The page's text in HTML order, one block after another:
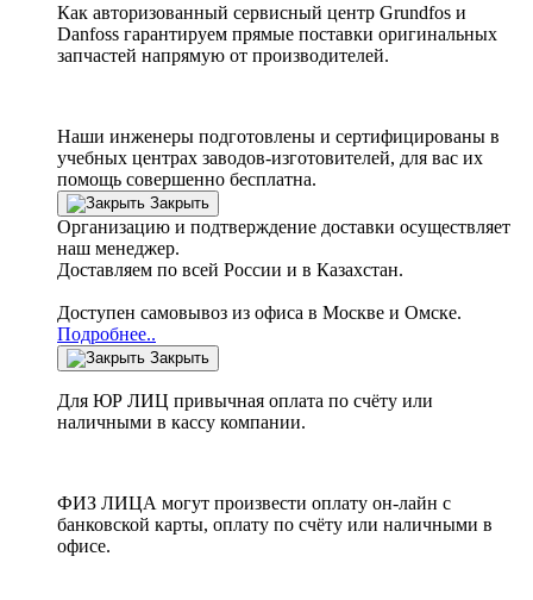
Как авторизованный сервисный центр Grundfos и
Danfoss гарантируем прямые поставки оригинальных
запчастей напрямую от производителей.
Наши инженеры подготовлены и сертифицированы в
учебных центрах заводов-изготовителей, для вас их
помощь совершенно бесплатна.
Закрыть
Организацию и подтверждение доставки осуществляет
наш менеджер.
Доставляем по всей России и в Казахстан.
Доступен самовывоз из офиса в Москве и Омске.
Подробнее..
Закрыть
Для ЮР ЛИЦ привычная оплата по счёту или
наличными в кассу компании.
ФИЗ ЛИЦА могут произвести оплату он-лайн с
банковской карты, оплату по счёту или наличными в
офисе.